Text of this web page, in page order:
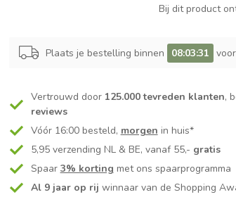
Bij dit product
Plaats je bestelling binnen 08:03:30
Vertrouwd door 125.000 tevreden klanten,
reviews
Vóór 16:00 besteld, morgen in huis*
5,95 verzending NL & BE, vanaf 55,- gratis
Spaar 3% korting met ons spaarprogramma
Al 9 jaar op rij winnaar van de Shopping